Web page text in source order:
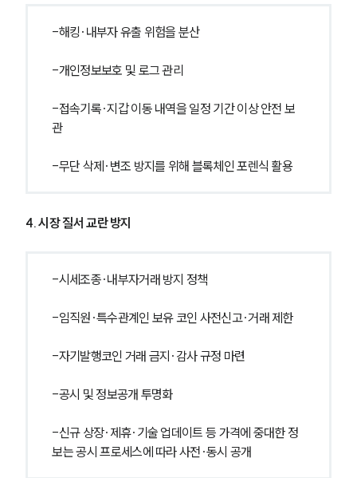
-해킹·내부자 유출 위험을 분산
-개인정보보호 및 로그 관리
-접속기록·지갑 이동 내역을 일정 기간 이상 안전 보
관
-무단 삭제·변조 방지를 위해 블록체인 포렌식 활용
4. 시장 질서 교란 방지
-시세조종·내부자거래 방지 정책
-임직원·특수관계인 보유 코인 사전신고·거래 제한
-자기발행코인 거래 금지·감사 규정 마련
-공시 및 정보공개 투명화
-신규 상장·제휴·기술 업데이트 등 가격에 중대한 정
보는 공시 프로세스에 따라 사전·동시 공개